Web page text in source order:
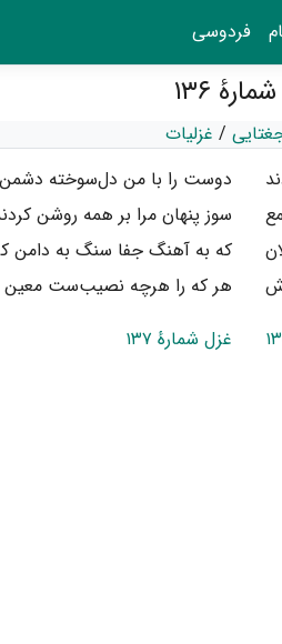
فردوسی
۱۳۶
/ غزلیات
دوست را با من دل‌سوخته دشمن
سوز پنهان مرا بر همه روشن
که به آهنگ جفا سنگ به دامن
هر که را هرچه نصیب‌ست معین
غزل شمارهٔ ۱۳۷